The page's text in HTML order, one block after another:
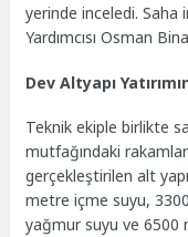
yerinde inceledi.
Yardımcısı Osman
Dev Altyapı
Teknik ekiple birlikte
mutfağındaki
gerçekleştirilen alt
metre içme suyu,
yağmur suyu ve 6500